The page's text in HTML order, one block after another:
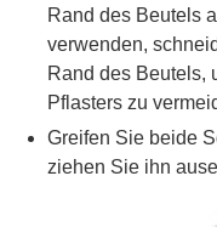
Rand des Beutels
verwenden,
Rand des Beutels,
Pflasters zu
Greifen Sie beide
ziehen Sie ihn